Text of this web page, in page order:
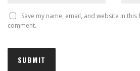
Save my name, email, and website in
comment.